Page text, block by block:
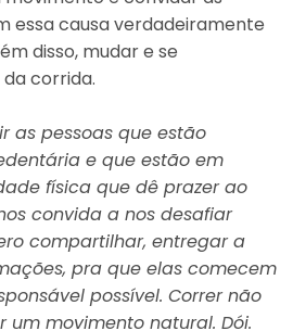
essa causa verdadeiramente
disso, mudar e se
corrida.
as pessoas que estão
e que estão em
física que dê prazer ao
convida a nos desafiar
compartilhar, entregar a
pra que elas comecem
possível. Correr não
um movimento natural. Dói.